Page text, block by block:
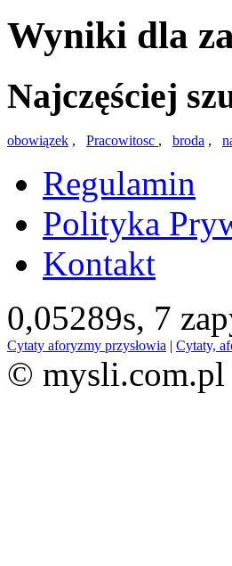
Wyniki dla
Najczęściej
obowiązek , Pracowitosc , broda ,
Regulamin
Polityka
Kontakt
0,05289s, 7
Cytaty aforyzmy przysłowia | Cytaty,
© mysli.com.pl